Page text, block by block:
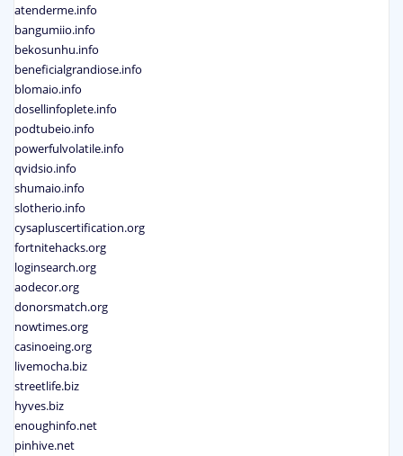
atenderme.info
bangumiio.info
bekosunhu.info
beneficialgrandiose.info
blomaio.info
dosellinfoplete.info
podtubeio.info
powerfulvolatile.info
qvidsio.info
shumaio.info
slotherio.info
cysapluscertification.org
fortnitehacks.org
loginsearch.org
aodecor.org
donorsmatch.org
nowtimes.org
casinoeing.org
livemocha.biz
streetlife.biz
hyves.biz
enoughinfo.net
pinhive.net